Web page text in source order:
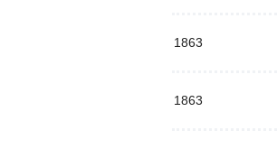
1863
1863